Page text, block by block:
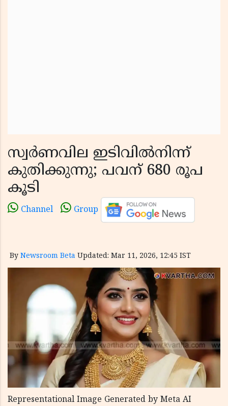
സ്വര്‍ണവില ഇടിവില്‍നിന്ന്
കുതിക്കുന്നു; പവന് 680 രൂപ
കൂടി
Channel Group
By Newsroom Beta Updated: Mar 11, 2026, 12:45 IST
Representational Image Generated by Meta AI